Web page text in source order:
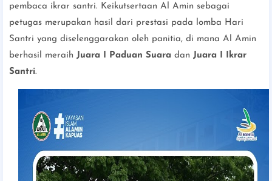
pembaca ikrar santri. Keikutsertaan Al Amin sebagai
petugas merupakan hasil dari prestasi pada lomba Hari
Santri yang diselenggarakan oleh panitia, di mana Al Amin
berhasil meraih Juara I Paduan Suara dan Juara I Ikrar
Santri.